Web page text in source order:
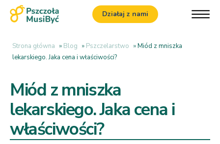
Działaj z nami
Strona główna » Blog » Pszczelarstwo »Miód z mniszka
lekarskiego. Jaka cena i właściwości?
Miód z mniszka
lekarskiego. Jaka cena i
właściwości?